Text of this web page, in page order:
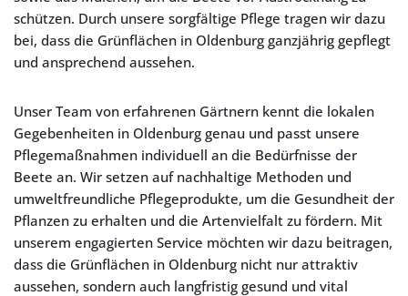
schützen. Durch unsere sorgfältige Pflege tragen wir dazu
bei, dass die Grünflächen in Oldenburg ganzjährig gepflegt
und ansprechend aussehen.
Unser Team von erfahrenen Gärtnern kennt die lokalen
Gegebenheiten in Oldenburg genau und passt unsere
Pflegemaßnahmen individuell an die Bedürfnisse der
Beete an. Wir setzen auf nachhaltige Methoden und
umweltfreundliche Pflegeprodukte, um die Gesundheit der
Pflanzen zu erhalten und die Artenvielfalt zu fördern. Mit
unserem engagierten Service möchten wir dazu beitragen,
dass die Grünflächen in Oldenburg nicht nur attraktiv
aussehen, sondern auch langfristig gesund und vital